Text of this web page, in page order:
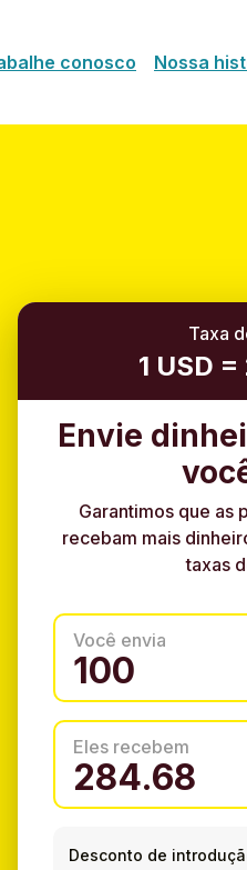
conosco Nossa
Taxa
1 USD
Envie
Garantimos que as
recebam mais
taxas
Você envia
Eles recebem
Desconto de